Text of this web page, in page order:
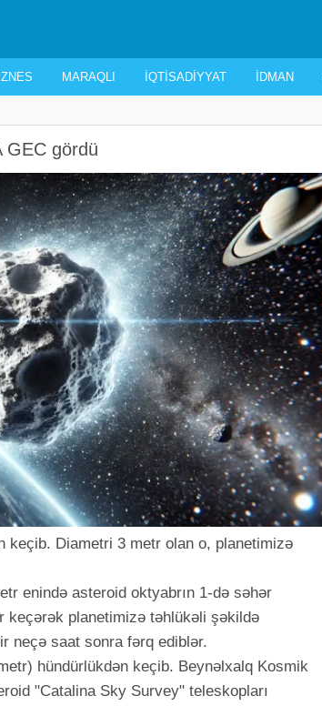
MARAQLI İQTISADIYYAT İDMAN
GEC gördü
keçib. Diametri 3 metr olan o, planetimizə
enində asteroid oktyabrın 1-də səhər
keçərək planetimizə təhlükəli şəkildə
neçə saat sonra fərq ediblər.
hündürlükdən keçib. Beynəlxalq Kosmik
"Catalina Sky Survey" teleskopları